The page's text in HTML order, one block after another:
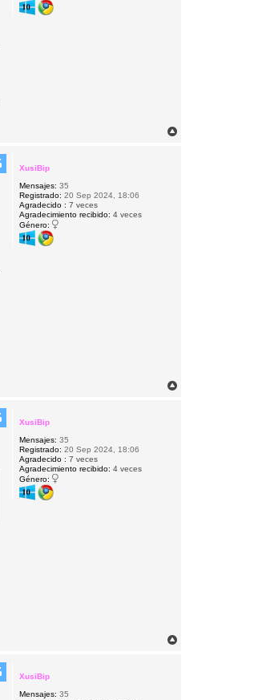
XusiBip
Mensajes: 35
Registrado: 20 Sep 2024, 18:06
Agradecido : 7 veces
Agradecimiento recibido: 4 veces
Género:
XusiBip
Mensajes: 35
Registrado: 20 Sep 2024, 18:06
Agradecido : 7 veces
Agradecimiento recibido: 4 veces
Género:
XusiBip
Mensajes: 35